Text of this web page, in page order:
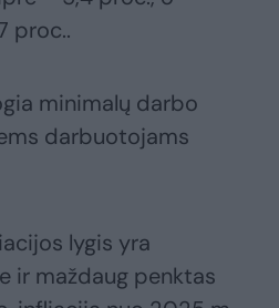
proc..
minimalų darbo
darbuotojams
lygis yra
ir maždaug penktas